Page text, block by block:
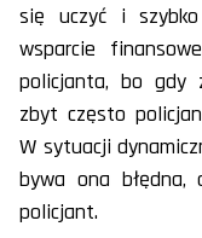
się uczyć i
wsparcie
policjanta, bo gdy
zbyt często
W sytuacji
bywa ona błędna,
policjant.